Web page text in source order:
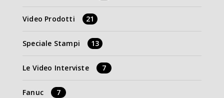
Video Prodotti 21
Speciale Stampi 13
Le Video Interviste 7
Fanuc 7